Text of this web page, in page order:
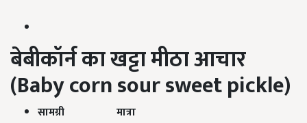
बेबीकॉर्न का खट्टा मीठा आचार
(Baby corn sour sweet pickle)
सामग्री मात्रा